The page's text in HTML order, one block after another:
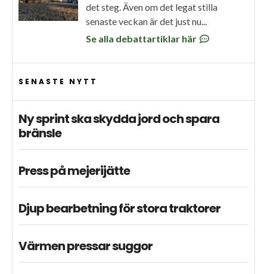
det steg. Även om det legat stilla
senaste veckan är det just nu...
Se alla debattartiklar här
SENASTE NYTT
Ny sprint ska skydda jord och spara
bränsle
Press på mejerijätte
Djup bearbetning för stora traktorer
Värmen pressar suggor